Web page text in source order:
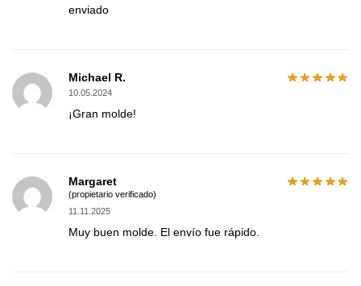
enviado
Michael R.
10.05.2024
¡Gran molde!
Margaret
(propietario verificado)
11.11.2025
Muy buen molde. El envío fue rápido.